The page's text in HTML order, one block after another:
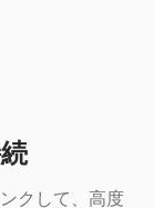
クして、高度